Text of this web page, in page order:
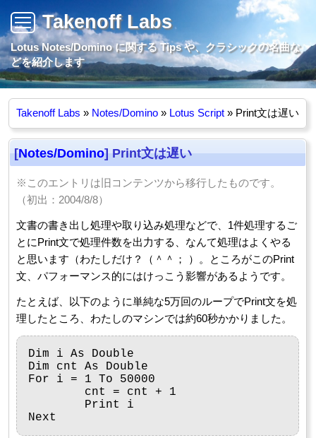
Takenoff Labs
Lotus Notes/Domino に関する Tips や、クラシックの名曲な
どを紹介します
Takenoff Labs » Notes/Domino » Lotus Script » Print文は遅い
[Notes/Domino] Print文は遅い
※このエントリは旧コンテンツから移行したものです。
（初出：2004/8/8）
文書の書き出し処理や取り込み処理などで、1件処理するご
とにPrint文で処理件数を出力する、なんて処理はよくやる
と思います（わたしだけ？（＾＾； ）。ところがこのPrint
文、パフォーマンス的にはけっこう影響があるようです。
たとえば、以下のように単純な5万回のループでPrint文を処
理したところ、わたしのマシンでは約60秒かかりました。
Dim i As Double
Dim cnt As Double
For i = 1 To 50000